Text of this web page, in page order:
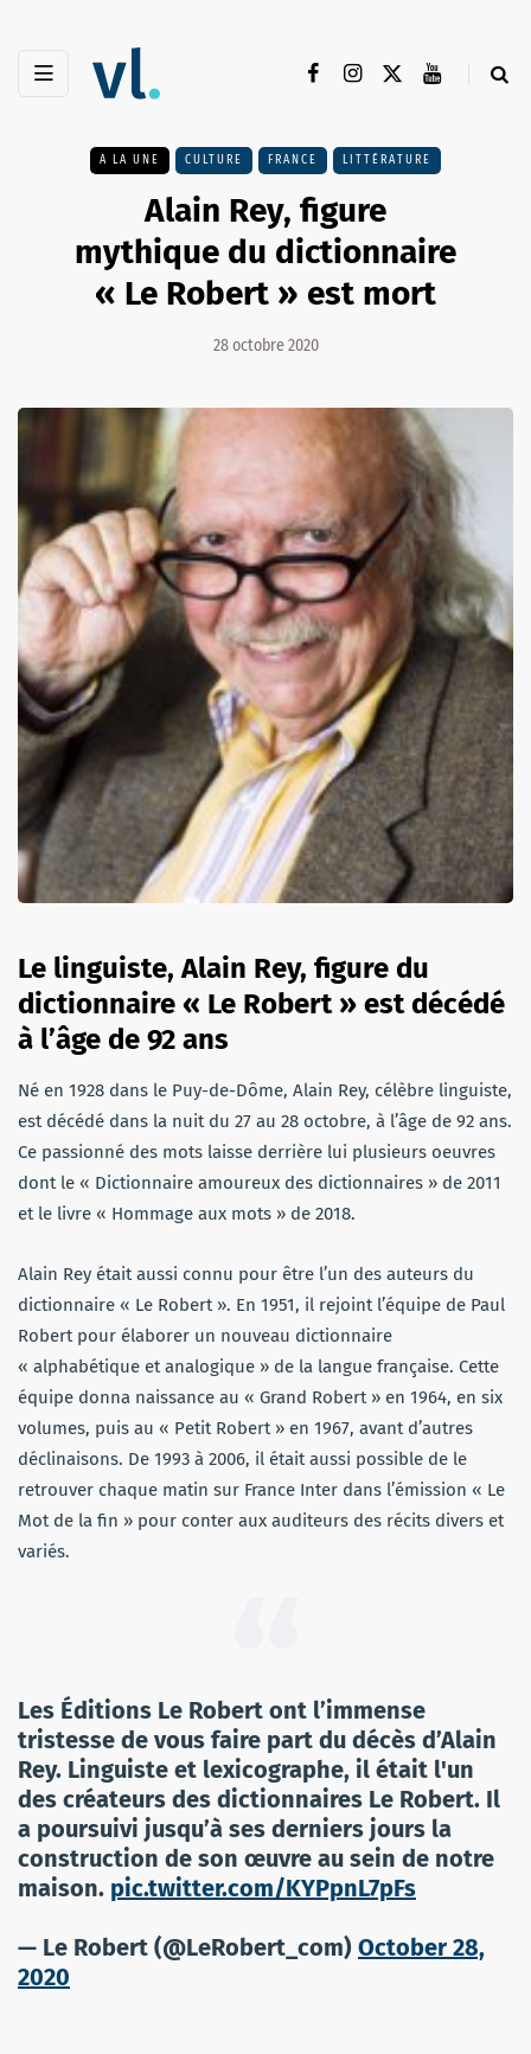
A LA UNE CULTURE FRANCE LITTÉRATURE
Alain Rey, figure
mythique du dictionnaire
« Le Robert » est mort
28 octobre 2020
Le linguiste, Alain Rey, figure du
dictionnaire « Le Robert » est décédé
à l’âge de 92 ans
Né en 1928 dans le Puy-de-Dôme, Alain Rey, célèbre linguiste,
est décédé dans la nuit du 27 au 28 octobre, à l’âge de 92 ans.
Ce passionné des mots laisse derrière lui plusieurs oeuvres
dont le « Dictionnaire amoureux des dictionnaires » de 2011
et le livre « Hommage aux mots » de 2018.
Alain Rey était aussi connu pour être l’un des auteurs du
dictionnaire « Le Robert ». En 1951, il rejoint l’équipe de Paul
Robert pour élaborer un nouveau dictionnaire
« alphabétique et analogique » de la langue française. Cette
équipe donna naissance au « Grand Robert » en 1964, en six
volumes, puis au « Petit Robert » en 1967, avant d’autres
déclinaisons. De 1993 à 2006, il était aussi possible de le
retrouver chaque matin sur France Inter dans l’émission « Le
Mot de la fin » pour conter aux auditeurs des récits divers et
variés.
Les Éditions Le Robert ont l’immense
tristesse de vous faire part du décès d’Alain
Rey. Linguiste et lexicographe, il était l'un
des créateurs des dictionnaires Le Robert. Il
a poursuivi jusqu’à ses derniers jours la
construction de son œuvre au sein de notre
maison. pic.twitter.com/KYPpnL7pFs
— Le Robert (@LeRobert_com) October 28,
2020